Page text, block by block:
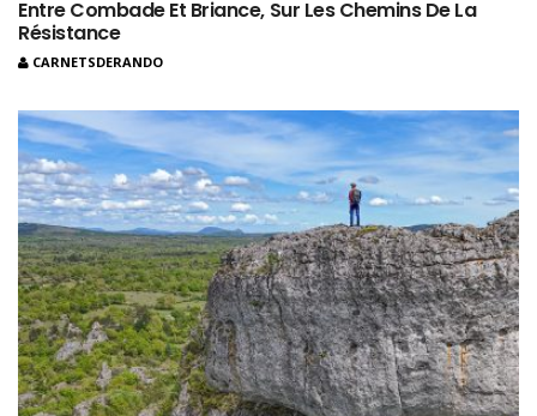
Entre Combade Et Briance, Sur Les Chemins De La
Résistance
CARNETSDERANDO